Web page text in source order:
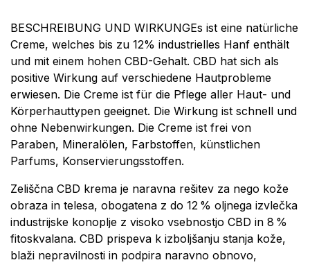
BESCHREIBUNG UND WIRKUNGEs ist eine natürliche
Creme, welches bis zu 12% industrielles Hanf enthält
und mit einem hohen CBD-Gehalt. CBD hat sich als
positive Wirkung auf verschiedene Hautprobleme
erwiesen. Die Creme ist für die Pflege aller Haut- und
Körperhauttypen geeignet. Die Wirkung ist schnell und
ohne Nebenwirkungen. Die Creme ist frei von
Paraben, Mineralölen, Farbstoffen, künstlichen
Parfums, Konservierungsstoffen.
Zeliščna CBD krema je naravna rešitev za nego kože
obraza in telesa, obogatena z do 12 % oljnega izvlečka
industrijske konoplje z visoko vsebnostjo CBD in 8 %
fitoskvalana. CBD prispeva k izboljšanju stanja kože,
blaži nepravilnosti in podpira naravno obnovo,